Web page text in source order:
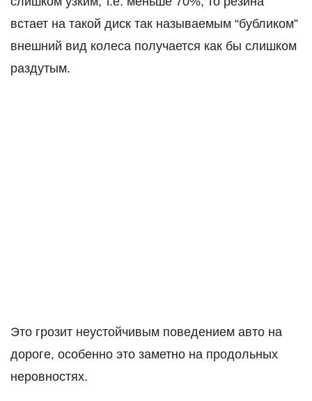
встает на такой диск так называемым “бубликом”
внешний вид колеса получается как бы слишком
раздутым.
Это грозит неустойчивым поведением авто на
дороге, особенно это заметно на продольных
неровностях.